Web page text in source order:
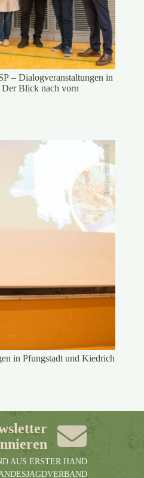
– Dialogveranstaltungen in
Blick nach vorn
Markus Stifter/LJV
in Pfungstadt und Kiedrich
AUS ERSTER HAND